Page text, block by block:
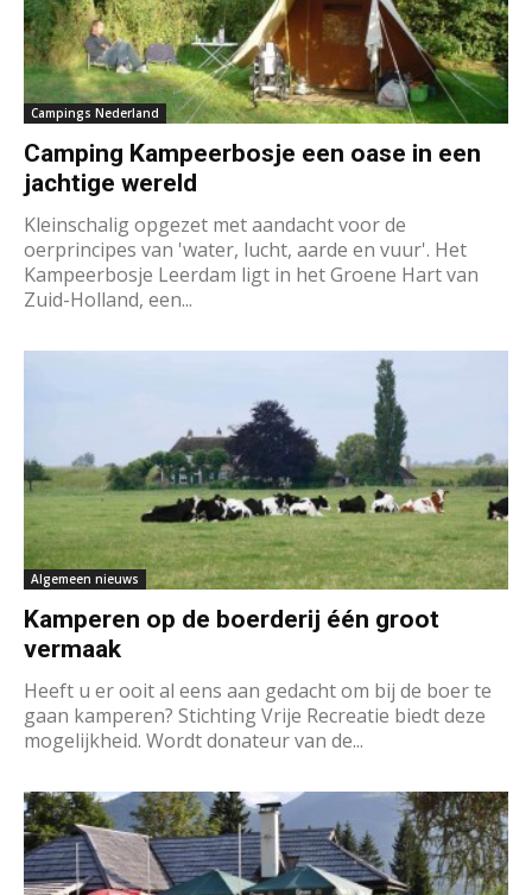
Campings Nederland
Camping Kampeerbosje een oase in een
jachtige wereld
Kleinschalig opgezet met aandacht voor de
oerprincipes van 'water, lucht, aarde en vuur'. Het
Kampeerbosje Leerdam ligt in het Groene Hart van
Zuid-Holland, een...
Algemeen nieuws
Kamperen op de boerderij één groot
vermaak
Heeft u er ooit al eens aan gedacht om bij de boer te
gaan kamperen? Stichting Vrije Recreatie biedt deze
mogelijkheid. Wordt donateur van de...